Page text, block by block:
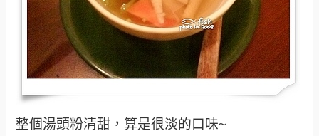
整個湯頭粉清甜，算是很淡的口味~